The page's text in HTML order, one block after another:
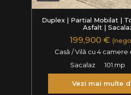
Duplex | Partial Mobilat |
Asfalt |
199,900 €
Casă / Vilă cu 4 camere
Sacalaz
101 mp
Vezi mai multe